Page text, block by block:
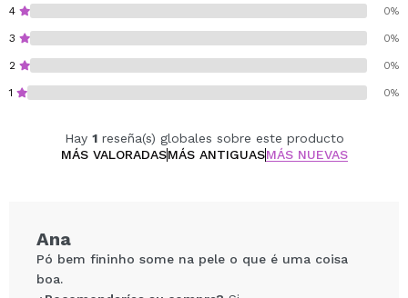
4 0%
3 0%
2 0%
1 0%
Hay 1reseña(s) globales sobre este producto
MÁS VALORADASMÁS ANTIGUASMÁS NUEVAS
Ana
Pó bem fininho some na pele o que é uma coisa
boa.